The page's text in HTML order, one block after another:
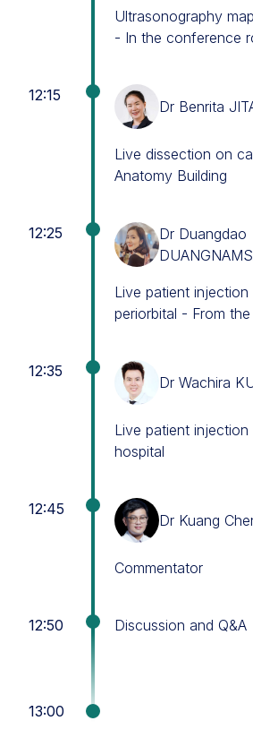
Ultrasonography
- In the conference
12:15
Dr Benrita
Live dissection on
Anatomy Building
12:25
Dr Duangdao
Live patient
periorbital - From
12:35
Dr Wachira
Live patient
hospital
12:45
Dr Kuang
Commentator
12:50 Discussion and Q&A
13:00